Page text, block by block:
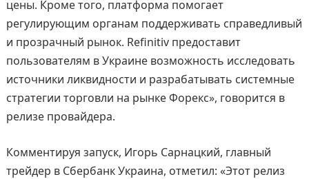
цены. Кроме того, платформа помогает
регулирующим органам поддерживать справедливый
и прозрачный рынок. Refinitiv предоставит
пользователям в Украине возможность исследовать
источники ликвидности и разрабатывать системные
стратегии торговли на рынке Форекс», говорится в
релизе провайдера.
Комментируя запуск, Игорь Сарнацкий, главный
трейдер в Сбербанк Украина, отметил: «Этот релиз